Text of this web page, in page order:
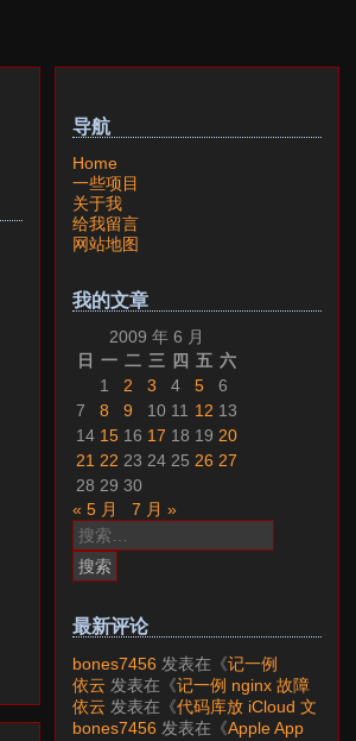
导航
Home
一些项目
关于我
给我留言
网站地图
我的文章
2009 年 6 月
日 一 二 三 四 五 六
1
2 3 4 5
6
7
8 9 10 11 12 13
14 15 16 17 18 19 20
21 22 23 24 25 26 27
28 29 30
« 5 月
7 月 »
搜
索：
最新评论
bones7456 发表在《记一例
nginx 故障分析》
依云 发表在《记一例 nginx 故障
分析 》
依云 发表在《代码库放 iCloud 文
件夹会怎样？》
bones7456 发表在《Apple App